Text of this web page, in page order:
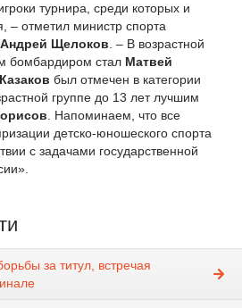
турнира, среди которых и
– отметил министр спорта
Андрей Щелоков . – В возрастной
бомбардиром стал Матвей
был отмечен в категории
группе до 13 лет лучшим
. Напоминаем, что все
детско-юношеского спорта
с задачами государственной
за титул, встречая